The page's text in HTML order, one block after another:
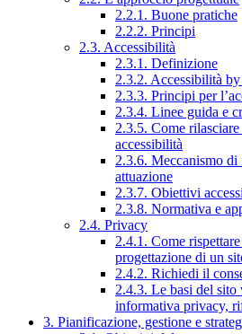
2.2.1. Buone pratiche
2.2.2. Principi
2.3. Accessibilità
2.3.1. Definizione
2.3.2. Accessibilità by
2.3.3. Principi per
2.3.4. Linee guida e
2.3.5. Come
accessibilità
2.3.6. Meccanismo di
attuazione
2.3.7. Obiettivi
2.3.8. Normativa e
2.4. Privacy
2.4.1. Come
progettazione di un
2.4.2. Richiedi il
2.4.3. Le basi del sito
informativa privacy,
3. Pianificazione, gestione e